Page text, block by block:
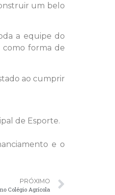
um belo
a equipe do
como forma de
ao cumprir
de Esporte.
e o
PRÓXIMO
Colégio Agrícola